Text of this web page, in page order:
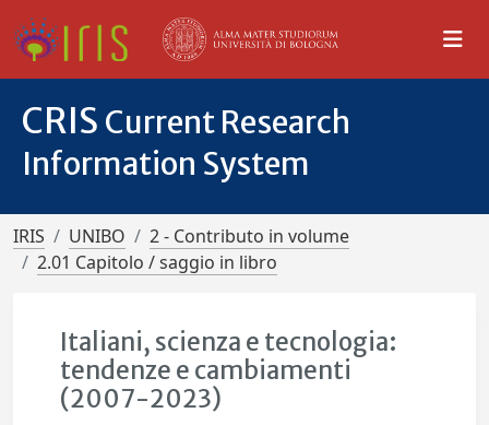
CRIS Current Research
Information System
IRIS UNIBO
2 - Contributo in volume
2.01 Capitolo / saggio in libro
Italiani, scienza e tecnologia:
tendenze e cambiamenti
(2007-2023)